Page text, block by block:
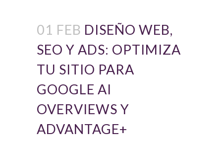
01 FEB DISEÑO WEB,
SEO Y ADS: OPTIMIZA
TU SITIO PARA
GOOGLE AI
OVERVIEWS Y
ADVANTAGE+